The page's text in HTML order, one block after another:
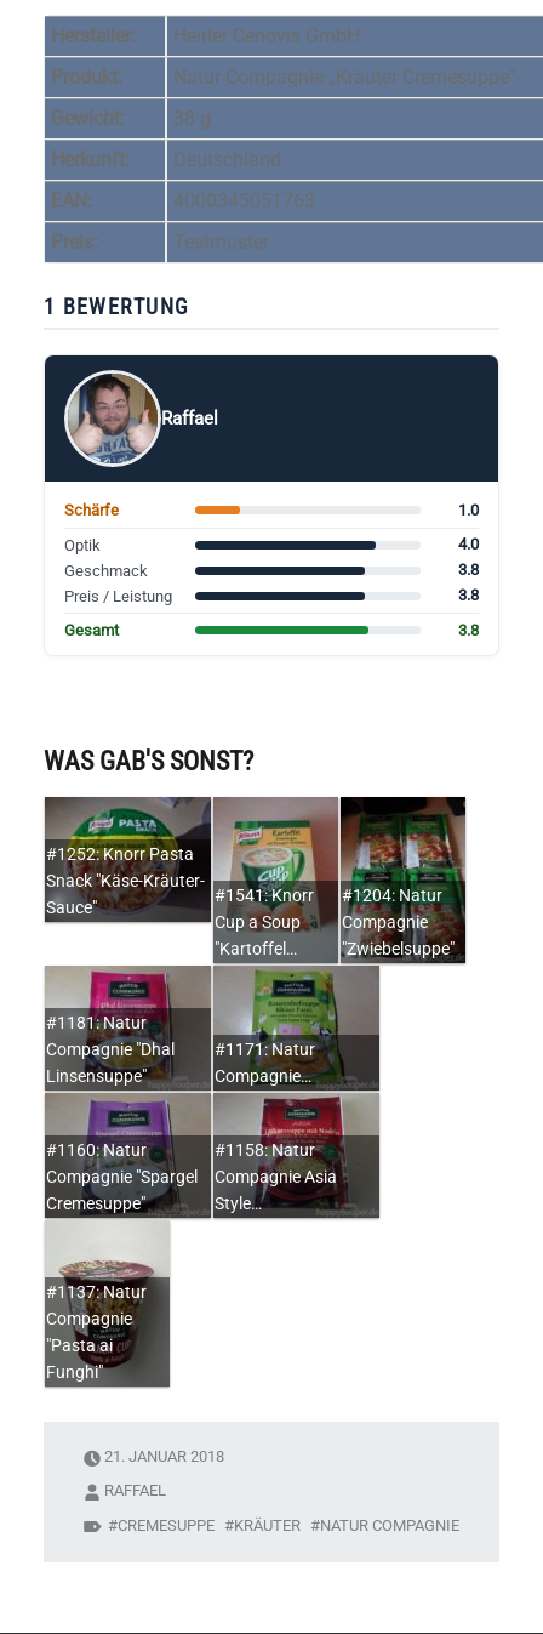
Hersteller:
Heirler Cenovis GmbH
Produkt:
Natur Compagnie „Kräuter Cremesuppe“
Gewicht:
38 g
Herkunft:
Deutschland
EAN:
4000345051763
Preis:
Testmuster
1 BEWERTUNG
Raffael
Schärfe
1.0
Optik
4.0
Geschmack
3.8
Preis / Leistung
3.8
Gesamt
3.8
WAS GAB'S SONST?
#1252: Knorr Pasta
Snack "Käse-Kräuter-
Sauce"
#1541: Knorr
Cup a Soup
"Kartoffel…
#1204: Natur
Compagnie
"Zwiebelsuppe"
#1181: Natur
Compagnie "Dhal
Linsensuppe"
#1171: Natur
Compagnie…
#1160: Natur
Compagnie "Spargel
Cremesuppe"
#1158: Natur
Compagnie Asia
Style…
#1137: Natur
Compagnie
"Pasta ai
Funghi"
21. JANUAR 2018
RAFFAEL
CREMESUPPE
KRÄUTER NATUR COMPAGNIE